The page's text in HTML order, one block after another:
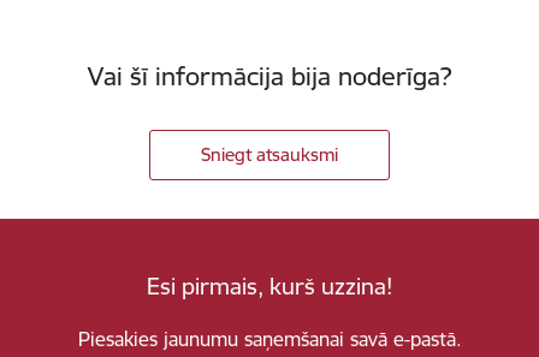
Vai šī informācija bija noderīga?
Sniegt atsauksmi
Esi pirmais, kurš uzzina!
Piesakies jaunumu saņemšanai savā e-pastā.